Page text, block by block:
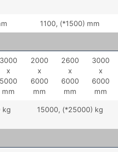
1100, (*1500) mm
3000
x
5000
mm
2000
x
6000
mm
2600
x
6000
mm
3000
x
6000
mm
kg 15000, (*25000) kg